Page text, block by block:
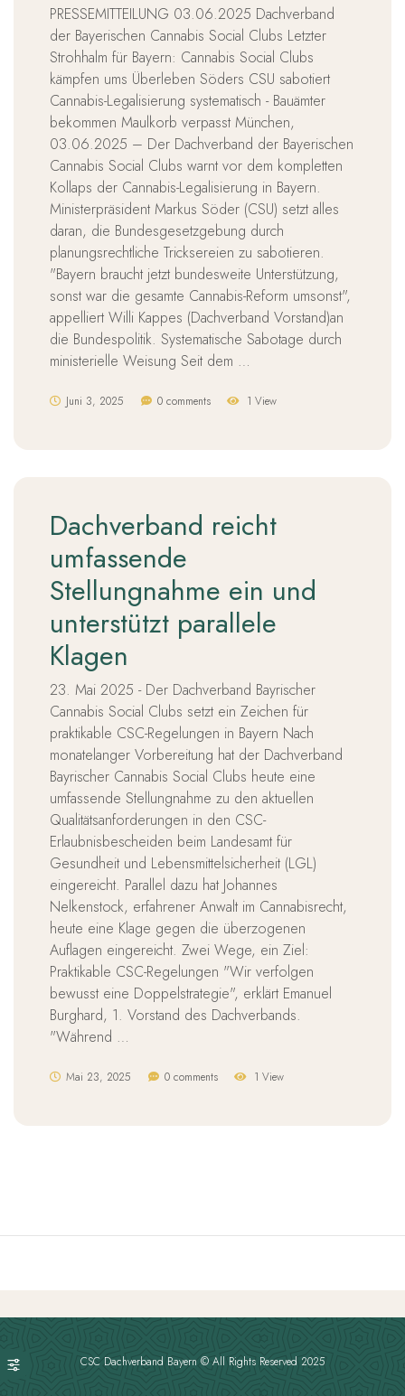
PRESSEMITTEILUNG 03.06.2025 Dachverband
der Bayerischen Cannabis Social Clubs Letzter
Strohhalm für Bayern: Cannabis Social Clubs
kämpfen ums Überleben Söders CSU sabotiert
Cannabis-Legalisierung systematisch - Bauämter
bekommen Maulkorb verpasst München,
03.06.2025 – Der Dachverband der Bayerischen
Cannabis Social Clubs warnt vor dem kompletten
Kollaps der Cannabis-Legalisierung in Bayern.
Ministerpräsident Markus Söder (CSU) setzt alles
daran, die Bundesgesetzgebung durch
planungsrechtliche Tricksereien zu sabotieren.
"Bayern braucht jetzt bundesweite Unterstützung,
sonst war die gesamte Cannabis-Reform umsonst",
appelliert Willi Kappes (Dachverband Vorstand)an
die Bundespolitik. Systematische Sabotage durch
ministerielle Weisung Seit dem …
Juni 3, 2025 0 comments 1 View
Dachverband reicht
umfassende
Stellungnahme ein und
unterstützt parallele
Klagen
23. Mai 2025 - Der Dachverband Bayrischer
Cannabis Social Clubs setzt ein Zeichen für
praktikable CSC-Regelungen in Bayern Nach
monatelanger Vorbereitung hat der Dachverband
Bayrischer Cannabis Social Clubs heute eine
umfassende Stellungnahme zu den aktuellen
Qualitätsanforderungen in den CSC-
Erlaubnisbescheiden beim Landesamt für
Gesundheit und Lebensmittelsicherheit (LGL)
eingereicht. Parallel dazu hat Johannes
Nelkenstock, erfahrener Anwalt im Cannabisrecht,
heute eine Klage gegen die überzogenen
Auflagen eingereicht. Zwei Wege, ein Ziel:
Praktikable CSC-Regelungen "Wir verfolgen
bewusst eine Doppelstrategie", erklärt Emanuel
Burghard, 1. Vorstand des Dachverbands.
"Während …
Mai 23, 2025 0 comments 1 View
CSC Dachverband Bayern © All Rights Reserved 2025